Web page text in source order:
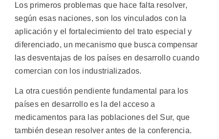
Los primeros problemas que hace falta resolver,
según esas naciones, son los vinculados con la
aplicación y el fortalecimiento del trato especial y
diferenciado, un mecanismo que busca compensar
las desventajas de los países en desarrollo cuando
comercian con los industrializados.
La otra cuestión pendiente fundamental para los
países en desarrollo es la del acceso a
medicamentos para las poblaciones del Sur, que
también desean resolver antes de la conferencia.